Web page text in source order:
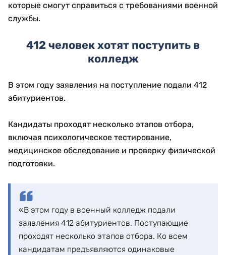
которые смогут справиться с требованиями военной
службы.
412 человек хотят поступить в
колледж
В этом году заявления на поступление подали 412
абитуриентов.
Кандидаты проходят несколько этапов отбора,
включая психологическое тестирование,
медицинское обследование и проверку физической
подготовки.
«В этом году в военный колледж подали
заявления 412 абитуриентов. Поступающие
проходят несколько этапов отбора. Ко всем
кандидатам предъявляются одинаковые